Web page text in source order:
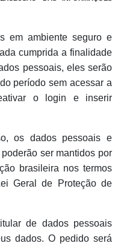
em ambiente seguro e
cumprida a finalidade
pessoais, eles serão
período sem acessar a
o login e inserir
os dados pessoais e
ser mantidos por
brasileira nos termos
Geral de Proteção de
de dados pessoais
dados. O pedido será